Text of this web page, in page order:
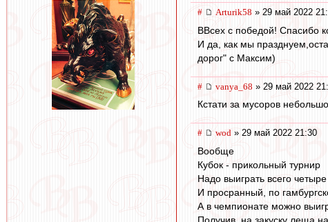
# Arturik58 » 29 май 2022
ВВсех с победой! Спасибо
И да, как мы
дорог" с Максим)
# vanya_68 » 29 май 2022
Кстати за мусоров
# wod » 29 май 2022 21:30
Вообще
Кубок - прикольный турнир
Надо выиграть всего четыре
И просранный, по
А в чемпионате можно